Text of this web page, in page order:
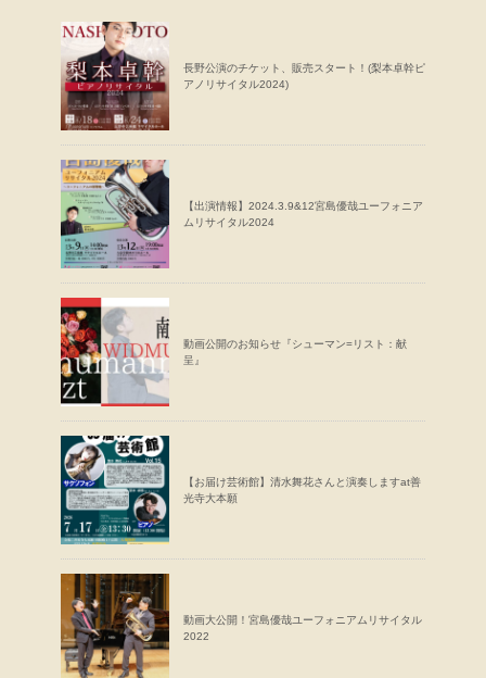
長野公演のチケット、販売スタート！(梨本卓幹ピ
アノリサイタル2024)
【出演情報】2024.3.9&12宮島優哉ユーフォニア
ムリサイタル2024
動画公開のお知らせ『シューマン=リスト：献
呈』
【お届け芸術館】清水舞花さんと演奏しますat善
光寺大本願
動画大公開！宮島優哉ユーフォニアムリサイタル
2022